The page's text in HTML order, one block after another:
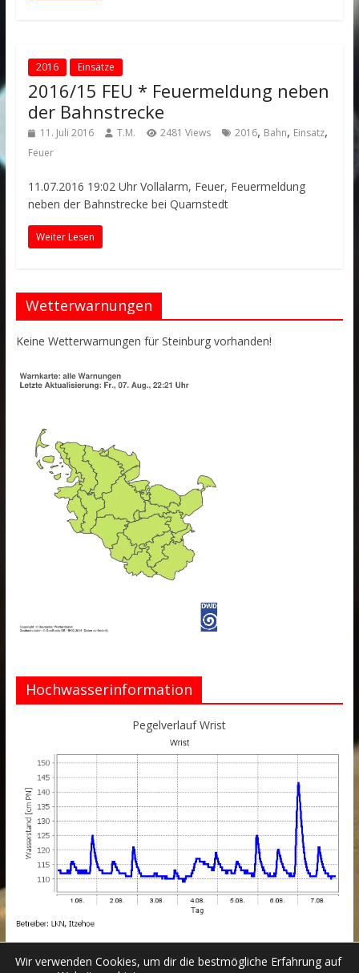
2016 Einsätze
2016/15 FEU * Feuermeldung neben
der Bahnstrecke
11. Juli 2016 T.M. 2481 Views 2016, Bahn, Einsatz,
Feuer
11.07.2016 19:02 Uhr Vollalarm, Feuer, Feuermeldung
neben der Bahnstrecke bei Quarnstedt
Weiter Lesen
Wetterwarnungen
Keine Wetterwarnungen für Steinburg vorhanden!
Hochwasserinformation
Pegelverlauf Wrist
Wir verwenden Cookies, um dir die bestmögliche Erfahrung auf